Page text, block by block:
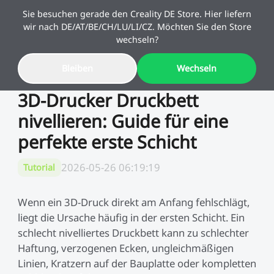
Sale
Schulstart-Angebote
schaffen.
10 % Upgrade-Rabatt
behalten & sparen!
3D-Drucker
🔥Bestseller
SPARKX
K1 Serie
Ender Serie
K2-Kombi
SPARKX i7 Kombi Neu
3D-Scanner
Sermoon Serie
Filament & Resin
3D-Drucker Druckbett
nivellieren: Guide für eine
perfekte erste Schicht
Tutorial 2026-05-26 06:19:19
Wenn ein 3D-Druck direkt am Anfang fehlschlägt,
liegt die Ursache häufig in der ersten Schicht. Ein
schlecht nivelliertes Druckbett kann zu schlechter
Haftung, verzogenen Ecken, ungleichmäßigen
Linien, Kratzern auf der Bauplatte oder kompletten
Sie besuchen gerade den Creality DE Store. Hier liefern
wir nach DE/AT/BE/CH/LU/LI/CZ. Möchten Sie den Store
wechseln?
Wechseln